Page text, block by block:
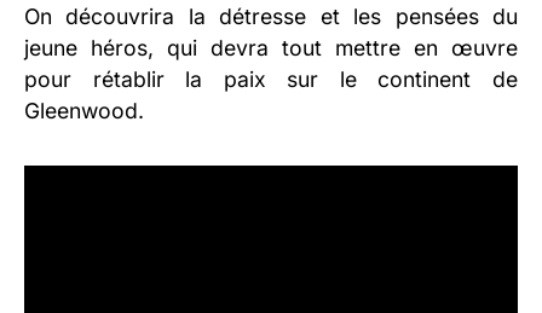
On découvrira la détresse et les pensées du
jeune héros, qui devra tout mettre en œuvre
pour rétablir la paix sur le continent de
Gleenwood.